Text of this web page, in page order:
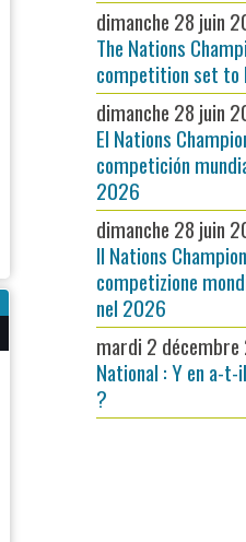
dimanche 28 juin
The Nations
competition set
dimanche 28 juin
El Nations
competición
2026
dimanche 28 juin
Il Nations
competizione
nel 2026
mardi 2
National : Y en a-
?